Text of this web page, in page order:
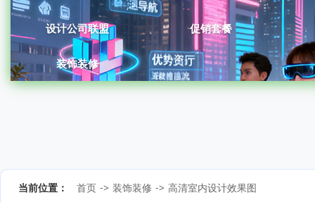
设计公司联盟 促销套餐
装饰装修
当前位置： 首页 -> 装饰装修 -> 高清室内设计效果图